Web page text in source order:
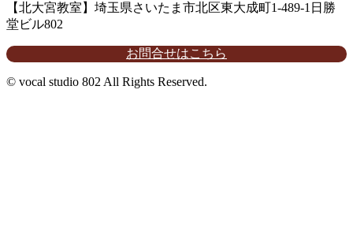
【北大宮教室】埼玉県さいたま市北区東大成町1-489-1日勝
堂ビル802
お問合せはこちら
© vocal studio 802 All Rights Reserved.